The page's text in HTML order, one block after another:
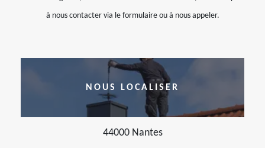
à nous contacter via le formulaire ou à nous appeler.
NOUS LOCALISER
44000 Nantes